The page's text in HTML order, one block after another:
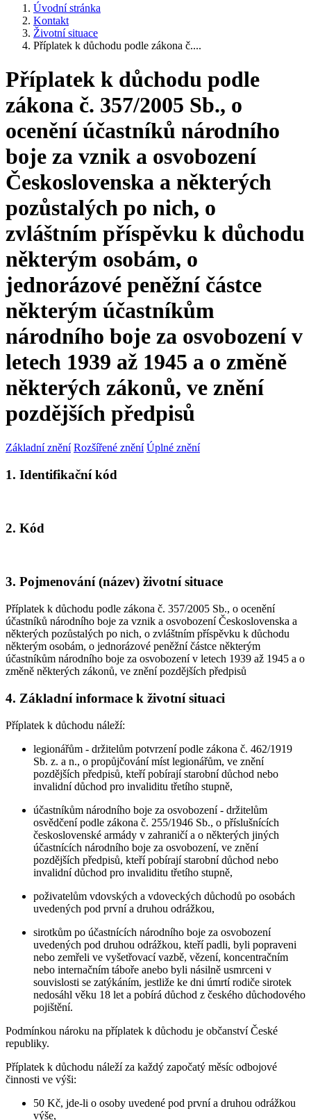
Úvodní stránka
Kontakt
Životní situace
Příplatek k důchodu podle zákona č....
Příplatek k důchodu podle
zákona č. 357/2005 Sb., o
ocenění účastníků národního
boje za vznik a osvobození
Československa a některých
pozůstalých po nich, o
zvláštním příspěvku k důchodu
některým osobám, o
jednorázové peněžní částce
některým účastníkům
národního boje za osvobození v
letech 1939 až 1945 a o změně
některých zákonů, ve znění
pozdějších předpisů
Základní znění Rozšířené znění Úplné znění
1. Identifikační kód
2. Kód
3. Pojmenování (název) životní situace
Příplatek k důchodu podle zákona č. 357/2005 Sb., o ocenění
účastníků národního boje za vznik a osvobození Československa a
některých pozůstalých po nich, o zvláštním příspěvku k důchodu
některým osobám, o jednorázové peněžní částce některým
účastníkům národního boje za osvobození v letech 1939 až 1945 a o
změně některých zákonů, ve znění pozdějších předpisů
4. Základní informace k životní situaci
Příplatek k důchodu náleží:
legionářům - držitelům potvrzení podle zákona č. 462/1919
Sb. z. a n., o propůjčování míst legionářům, ve znění
pozdějších předpisů, kteří pobírají starobní důchod nebo
invalidní důchod pro invaliditu třetího stupně,
účastníkům národního boje za osvobození - držitelům
osvědčení podle zákona č. 255/1946 Sb., o příslušnících
československé armády v zahraničí a o některých jiných
účastnících národního boje za osvobození, ve znění
pozdějších předpisů, kteří pobírají starobní důchod nebo
invalidní důchod pro invaliditu třetího stupně,
poživatelům vdovských a vdoveckých důchodů po osobách
uvedených pod první a druhou odrážkou,
sirotkům po účastnících národního boje za osvobození
uvedených pod druhou odrážkou, kteří padli, byli popraveni
nebo zemřeli ve vyšetřovací vazbě, vězení, koncentračním
nebo internačním táboře anebo byli násilně usmrceni v
souvislosti se zatýkáním, jestliže ke dni úmrtí rodiče sirotek
nedosáhl věku 18 let a pobírá důchod z českého důchodového
pojištění.
Podmínkou nároku na příplatek k důchodu je občanství České
republiky.
Příplatek k důchodu náleží za každý započatý měsíc odbojové
činnosti ve výši:
50 Kč, jde-li o osoby uvedené pod první a druhou odrážkou
výše,